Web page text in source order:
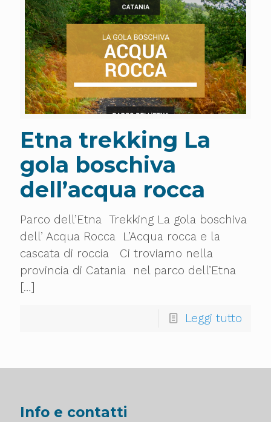
Etna trekking La
gola boschiva
dell’acqua rocca
Parco dell’Etna Trekking La gola boschiva
dell’ Acqua Rocca L’Acqua rocca e la
cascata di roccia Ci troviamo nella
provincia di Catania nel parco dell’Etna
[…]
Leggi tutto
Info e contatti